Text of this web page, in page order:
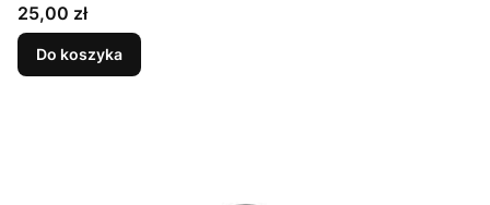
Cena
25,00 zł
Do koszyka